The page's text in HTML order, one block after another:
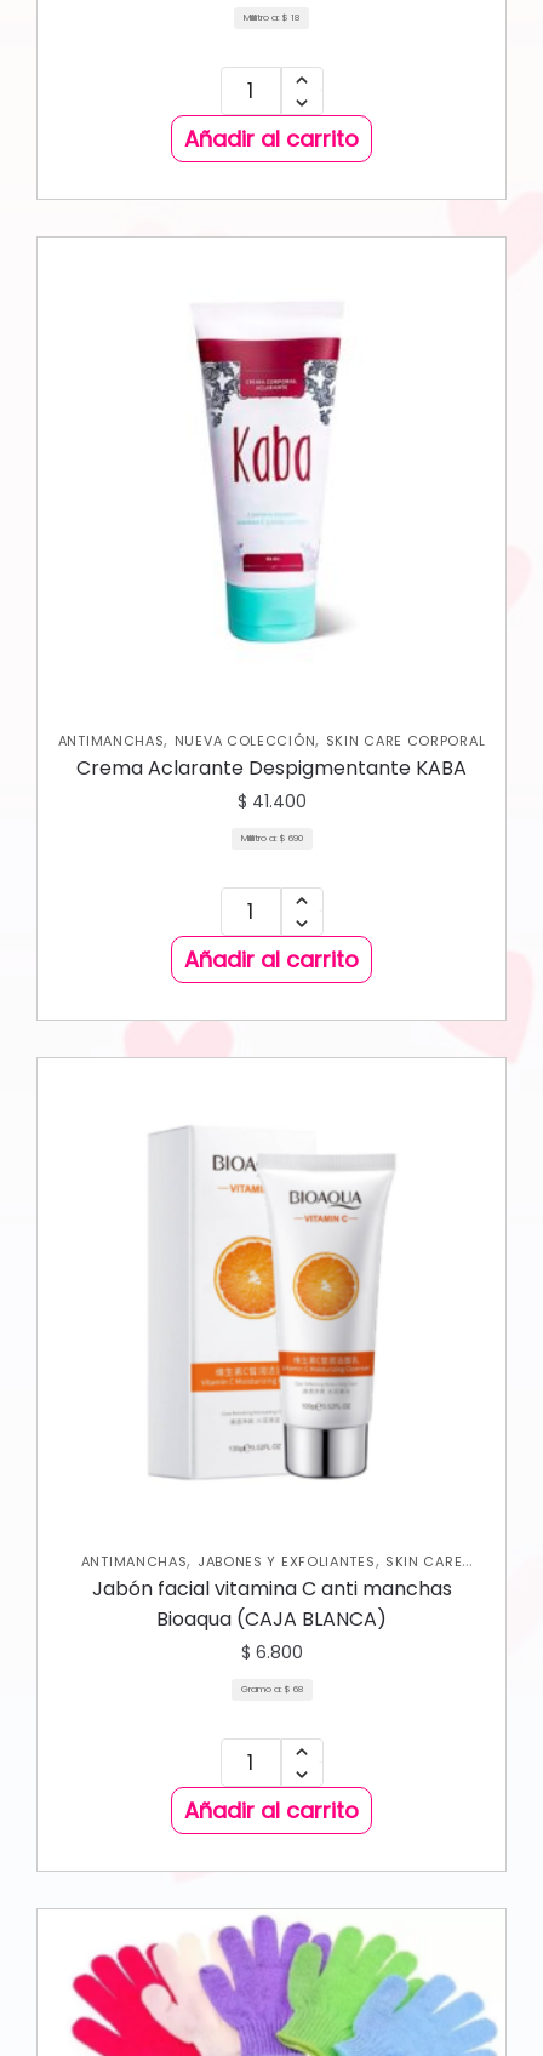
Mililitro a: $ 18
Añadir al carrito
ANTIMANCHAS, NUEVA COLECCIÓN, SKIN CARE CORPORAL
Crema Aclarante Despigmentante KABA
$ 41.400
Mililitro a: $ 690
Añadir al carrito
ANTIMANCHAS, JABONES Y EXFOLIANTES, SKIN CARE
CORPORAL
Jabón facial vitamina C anti manchas
Bioaqua (CAJA BLANCA)
$ 6.800
Gramo a: $ 68
Añadir al carrito